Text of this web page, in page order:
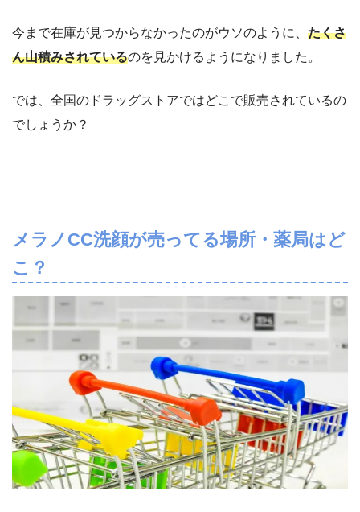
今まで在庫が見つからなかったのがウソのように、 たくさ
ん山積みされているのを見かけるようになりました。
では、全国のドラッグストアではどこで販売されているの
でしょうか？
メラノCC洗顔が売ってる場所・薬局はど
こ？